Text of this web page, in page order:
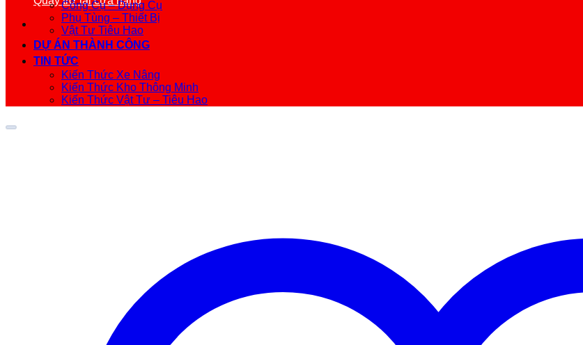
Công Cụ – Dụng Cụ
Phụ Tùng – Thiết Bị
Vật Tư Tiêu Hao
DỰ ÁN THÀNH CÔNG
TIN TỨC
Kiến Thức Xe Nâng
Kiến Thức Kho Thông Minh
Kiến Thức Vật Tư – Tiêu Hao